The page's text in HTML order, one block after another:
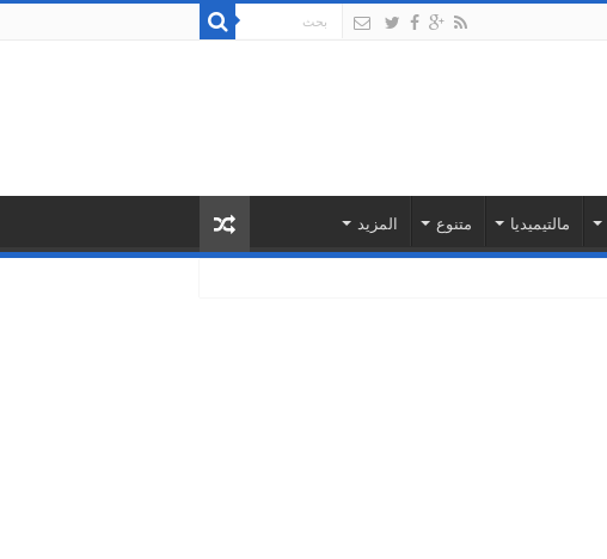
مالتيميديا متنوع المزيد